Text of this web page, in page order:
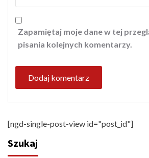
Zapamiętaj moje dane w tej
pisania kolejnych komentarzy.
[ngd-single-post-view id="post_id"]
Szukaj